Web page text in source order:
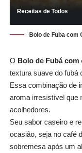
Receitas de Todos
Bolo de Fuba com
O Bolo de Fubá com
textura suave do fubá
Essa combinação de
aroma irresistível que
acolhedores.
Seu sabor caseiro e
ocasião, seja no café
sobremesa após um